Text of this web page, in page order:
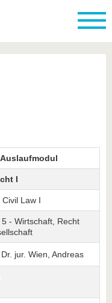
I
Law I
- Wirtschaft, Recht
jur. Wien, Andreas